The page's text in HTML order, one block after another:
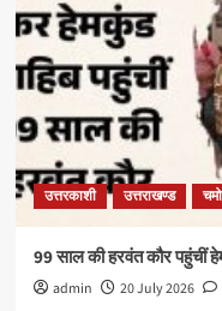
उत्तरकाशी उत्तराखण्ड
99 साल की हरवंत कौर पहुंचीं
admin 20 July 2026